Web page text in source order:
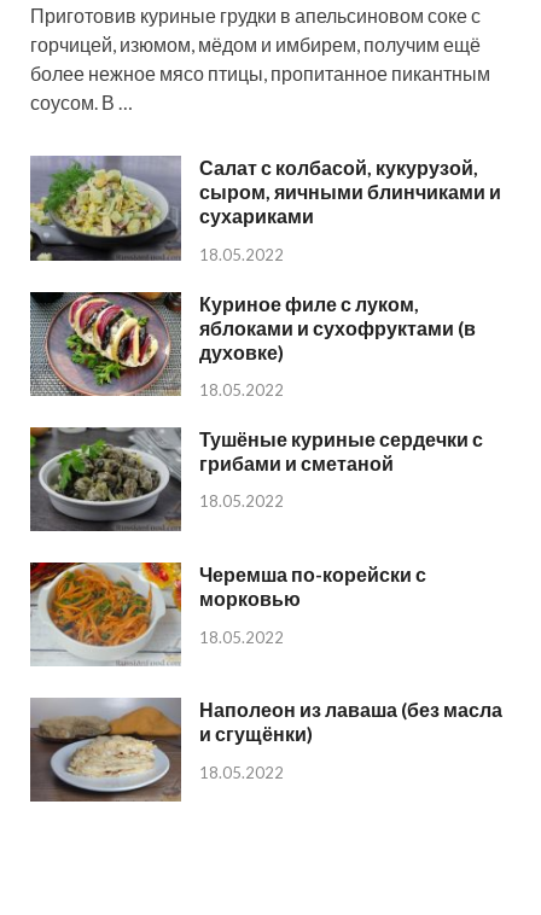
Приготовив куриные грудки в апельсиновом соке с
горчицей, изюмом, мёдом и имбирем, получим ещё
более нежное мясо птицы, пропитанное пикантным
соусом. В …
Салат с колбасой, кукурузой,
сыром, яичными блинчиками и
сухариками
18.05.2022
Куриное филе с луком,
яблоками и сухофруктами (в
духовке)
18.05.2022
Тушёные куриные сердечки с
грибами и сметаной
18.05.2022
Черемша по-корейски с
морковью
18.05.2022
Наполеон из лаваша (без масла
и сгущёнки)
18.05.2022